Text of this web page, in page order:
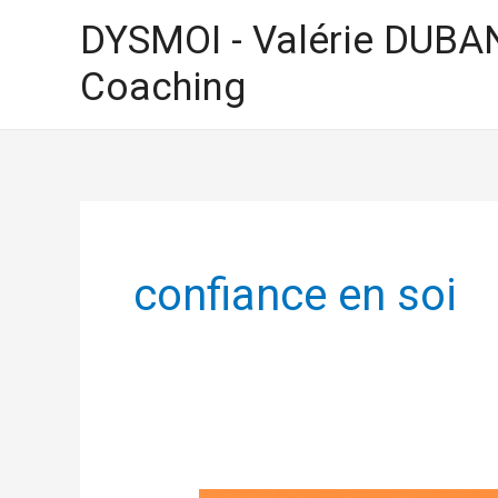
DYSMOI - Valérie
Coaching
confiance en soi